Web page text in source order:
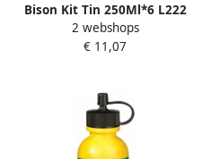
Bison Kit Tin 250Ml*6 L222
1301120
2 webshops
€ 11,07